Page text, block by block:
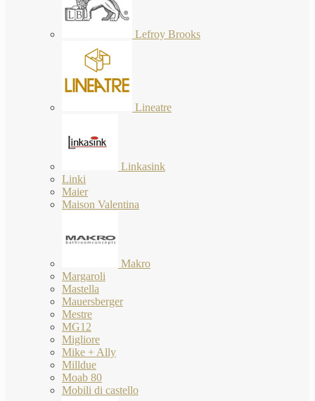
Lefroy Brooks
Lineatre
Linkasink
Linki
Maier
Maison Valentina
Makro
Margaroli
Mastella
Mauersberger
Mestre
MG12
Migliore
Mike + Ally
Milldue
Moab 80
Mobili di castello